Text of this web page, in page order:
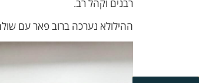
רבנים וקהל רב.
ההילולא נערכה ברוב פאר עם